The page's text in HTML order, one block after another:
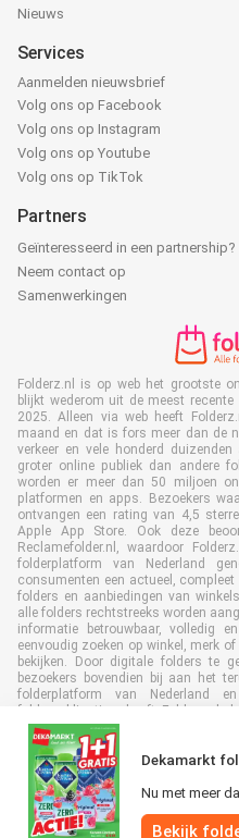
Dekamarkt
Nu met meer
Bekijk
Nieuws
Services
Aanmelden nieuwsbrief
Volg ons op Facebook
Volg ons op Instagram
Volg ons op Youtube
Volg ons op TikTok
Partners
Geïnteresseerd in een partnership?
Neem contact op
Samenwerkingen
Folderz.nl is op web het grootste
blijkt wederom uit de meest
2025. Alleen via web heeft
maand en dat is fors meer dan de
verkeer en vele honderd
groter online publiek dan andere
worden er meer dan 50 miljoen
platformen en apps. Bezoekers
ontvangen een rating van 4,5
Apple App Store. Ook deze
Reclamefolder.nl, waardoor
folderplatform van Nederland
consumenten een actueel,
folders en aanbiedingen van
alle folders rechtstreeks worden
informatie betrouwbaar, volledig
eenvoudig zoeken op winkel, merk
bekijken. Door digitale folders te
bezoekers bovendien bij aan het
folderplatform van
folderpublicaties, heeft Folderz.nl
met retailers en merken. Hierdoor
speler in de digitale foldermarkt.